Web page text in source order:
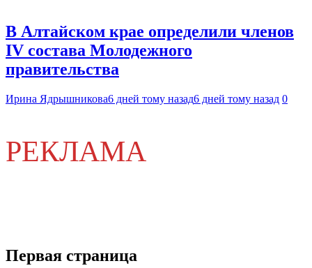
В Алтайском крае определили членов
IV состава Молодежного
правительства
Ирина Ядрышникова6 дней тому назад6 дней тому назад 0
РЕКЛАМА
Первая страница